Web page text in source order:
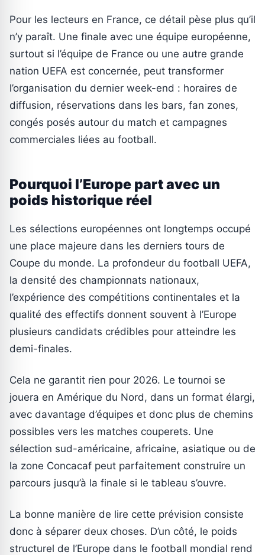
Pour les lecteurs en France, ce détail pèse plus qu’il
n’y paraît. Une finale avec une équipe européenne,
surtout si l’équipe de France ou une autre grande
nation UEFA est concernée, peut transformer
l’organisation du dernier week-end : horaires de
diffusion, réservations dans les bars, fan zones,
congés posés autour du match et campagnes
commerciales liées au football.
Pourquoi l’Europe part avec un
poids historique réel
Les sélections européennes ont longtemps occupé
une place majeure dans les derniers tours de
Coupe du monde. La profondeur du football UEFA,
la densité des championnats nationaux,
l’expérience des compétitions continentales et la
qualité des effectifs donnent souvent à l’Europe
plusieurs candidats crédibles pour atteindre les
demi-finales.
Cela ne garantit rien pour 2026. Le tournoi se
jouera en Amérique du Nord, dans un format élargi,
avec davantage d’équipes et donc plus de chemins
possibles vers les matches couperets. Une
sélection sud-américaine, africaine, asiatique ou de
la zone Concacaf peut parfaitement construire un
parcours jusqu’à la finale si le tableau s’ouvre.
La bonne manière de lire cette prévision consiste
donc à séparer deux choses. D’un côté, le poids
structurel de l’Europe dans le football mondial rend